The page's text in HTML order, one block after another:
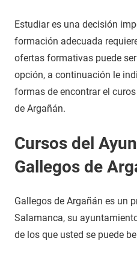
Estudiar es una decisión
formación adecuada
ofertas formativas puede
opción, a continuación le
formas de encontrar el
de Argañán.
Cursos del
Gallegos de
Gallegos de Argañán es un
Salamanca, su
de los que usted se puede